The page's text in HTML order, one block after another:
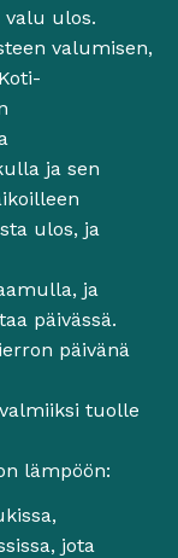
valu ulos.
valumisen,
ja sen
ulos, ja
ja
päivässä.
päivänä
tuolle
lämpöön:
jota